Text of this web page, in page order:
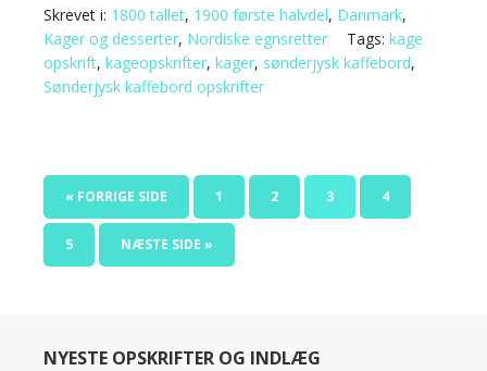
Skrevet i: 1800 tallet, 1900 første halvdel, Danmark,
Kager og desserter, Nordiske egnsretter Tags: kage
opskrift, kageopskrifter, kager, sønderjysk kaffebord,
Sønderjysk kaffebord opskrifter
« FORRIGE SIDE 1 2 3 4
5 NÆSTE SIDE »
NYESTE OPSKRIFTER OG INDLÆG